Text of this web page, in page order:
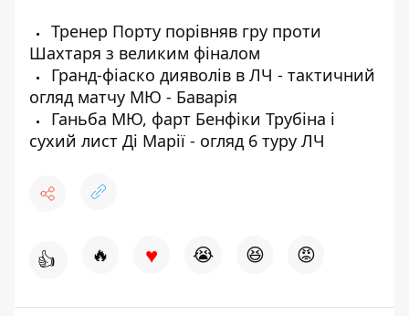
Тренер Порту порівняв гру проти
Шахтаря з великим фіналом
Гранд-фіаско дияволів в ЛЧ - тактичний
огляд матчу МЮ - Баварія
Ганьба МЮ, фарт Бенфіки Трубіна і
сухий лист Ді Марії - огляд 6 туру ЛЧ
👍 🔥 ♥ 😭 😆 😡